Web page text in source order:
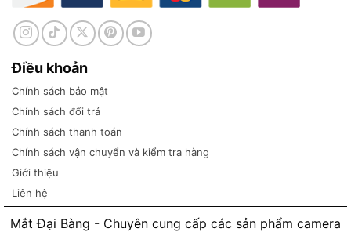
Điều khoản
Chính sách bảo mật
Chính sách đổi trả
Chính sách thanh toán
Chính sách vận chuyển và kiểm tra hàng
Giới thiệu
Liên hệ
Mắt Đại Bàng - Chuyên cung cấp các sản phẩm camera